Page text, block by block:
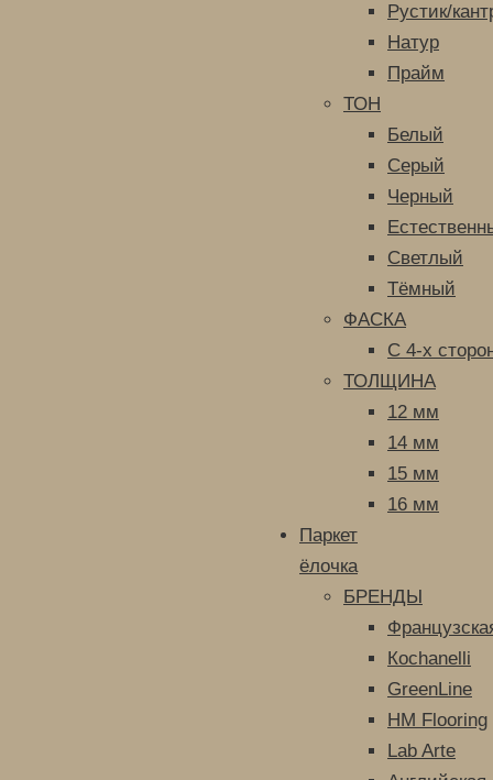
Рустик/
Натур
Прайм
ТОН
Белый
Серый
Черный
Светлый
Тёмный
ФАСКА
С 4-х
ТОЛЩИНА
12 мм
14 мм
15 мм
16 мм
Паркет
ёлочка
БРЕНДЫ
Кochanelli
GreenLine
HM Flooring
Lab Arte